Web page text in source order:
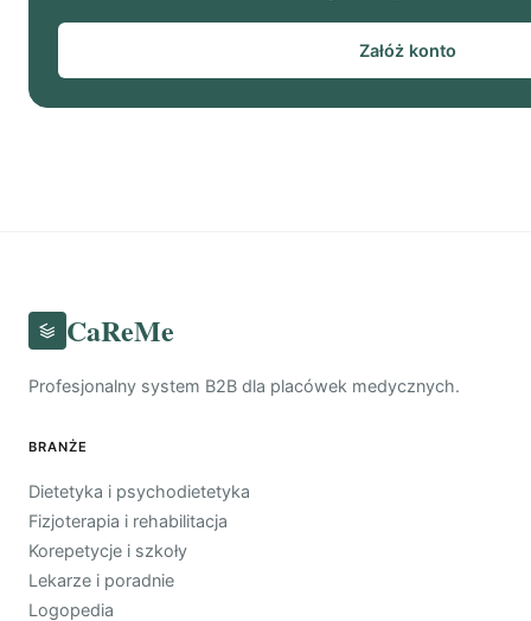
Załóż konto
CaReMe
Profesjonalny system B2B dla placówek medycznych.
BRANŻE
Dietetyka i psychodietetyka
Fizjoterapia i rehabilitacja
Korepetycje i szkoły
Lekarze i poradnie
Logopedia